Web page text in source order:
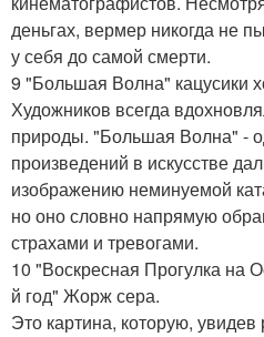
деньгах, вермер никогда не
у себя до самой смерти.
9 "Большая Волна" кацусики
Художников всегда
природы. "Большая Волна" -
произведений в искусстве
изображению неминуемой
но оно словно напрямую
страхами и тревогами.
10 "Воскресная Прогулка на
й год" Жорж сера.
Это картина, которую,